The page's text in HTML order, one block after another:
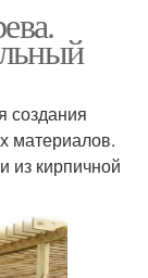
создания
материалов.
из кирпичной